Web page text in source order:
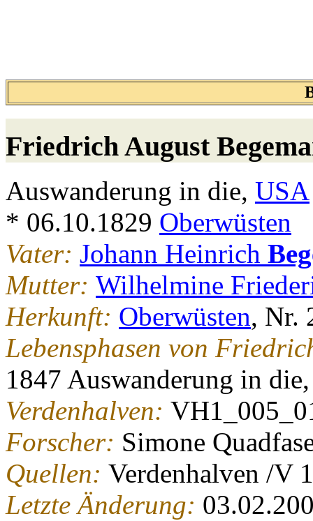
Friedrich August
Auswanderung in die, USA
* 06.10.1829 Oberwüsten
Vater: Johann Heinrich
Mutter: Wilhelmine
Herkunft: Oberwüsten, Nr.
Lebensphasen von
1847 Auswanderung in
Verdenhalven:
Forscher: Simone
Quellen: Verdenhalven /V
Letzte Änderung: